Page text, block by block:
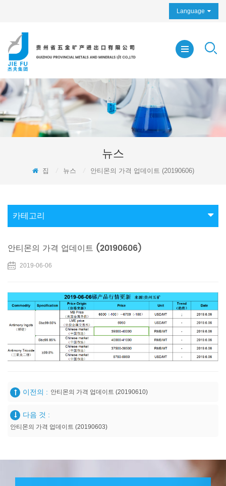
Language
뉴스
집 뉴스 안티몬의 가격 업데이트 (20190606)
카테고리
안티몬의 가격 업데이트 (20190606)
2019-06-06
이전의 : 안티몬의 가격 업데이트 (20190610)
다음 것 :
안티몬의 가격 업데이트 (20190603)